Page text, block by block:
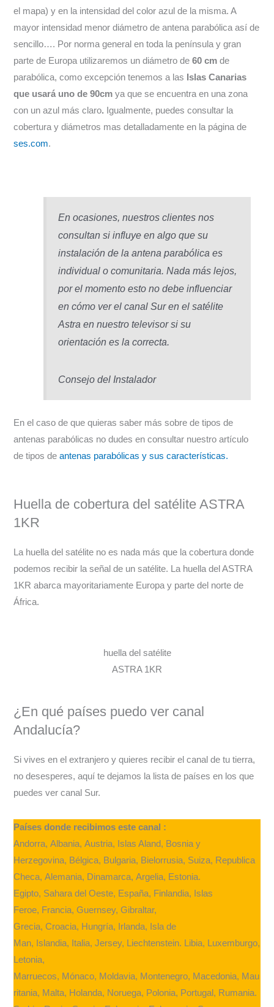
el mapa) y en la intensidad del color azul de la misma. A
mayor intensidad menor diámetro de antena parabólica así de
sencillo…. Por norma general en toda la península y gran
parte de Europa utilizaremos un diámetro de 60 cm de
parabólica, como excepción tenemos a las Islas Canarias
que usará uno de 90cm ya que se encuentra en una zona
con un azul más claro. Igualmente, puedes consultar la
cobertura y diámetros mas detalladamente en la página de
ses.com.
En ocasiones, nuestros clientes nos
consultan si influye en algo que su
instalación de la antena parabólica es
individual o comunitaria. Nada más lejos,
por el momento esto no debe influenciar
en cómo ver el canal Sur en el satélite
Astra en nuestro televisor si su
orientación es la correcta.
Consejo del Instalador
En el caso de que quieras saber más sobre de tipos de
antenas parabólicas no dudes en consultar nuestro artículo
de tipos deantenas parabólicas y sus características.
Huella de cobertura del satélite ASTRA
1KR
La huella del satélite no es nada más que la cobertura donde
podemos recibir la señal de un satélite. La huella del ASTRA
1KR abarca mayoritariamente Europa y parte del norte de
África.
huella del satélite
ASTRA 1KR
¿En qué países puedo ver canal
Andalucía?
Si vives en el extranjero y quieres recibir el canal de tu tierra,
no desesperes, aquí te dejamos la lista de países en los que
puedes ver canal Sur.
Países donde recibimos este canal :
Andorra, Albania, Austria, Islas Aland, Bosnia y
Herzegovina, Bélgica, Bulgaria, Bielorrusia, Suiza, Republica
Checa, Alemania, Dinamarca, Argelia, Estonia.
Egipto, Sahara del Oeste, España, Finlandia, Islas
Feroe, Francia, Guernsey, Gibraltar,
Grecia, Croacia, Hungría, Irlanda, Isla de
Man, Islandia, Italia, Jersey, Liechtenstein. Libia, Luxemburgo,
Letonia,
Marruecos, Mónaco, Moldavia, Montenegro, Macedonia, Mau
ritania, Malta, Holanda, Noruega, Polonia, Portugal, Rumania.